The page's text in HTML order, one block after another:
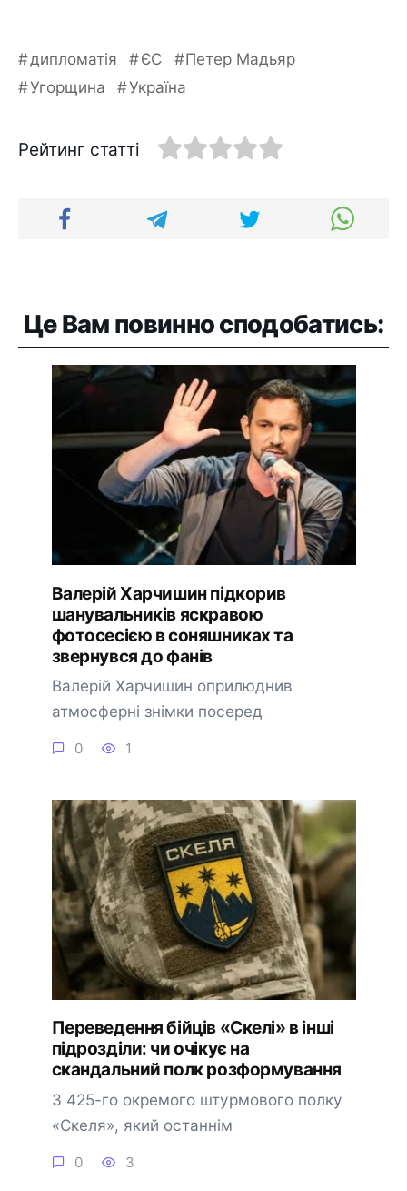
дипломатія ЄС
Петер Мадьяр
Угорщина
Україна
Рейтинг статті
Це Вам повинно сподобатись:
Валерій Харчишин підкорив
шанувальників яскравою
фотосесією в соняшниках та
звернувся до фанів
Валерій Харчишин оприлюднив
атмосферні знімки посеред
0 1
Переведення бійців «Скелі» в інші
підрозділи: чи очікує на
скандальний полк розформування
З 425-го окремого штурмового полку
«Скеля», який останнім
0 3